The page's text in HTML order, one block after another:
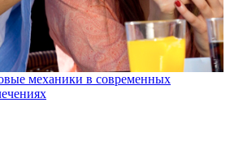
механики в современных